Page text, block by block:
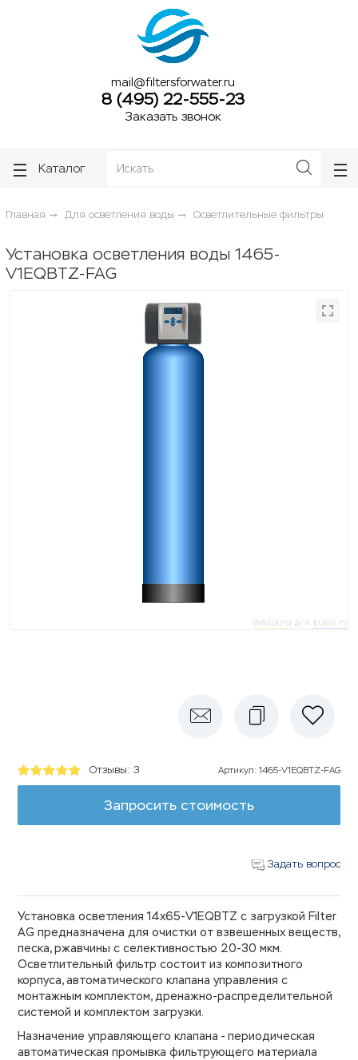
mail@filtersforwater.ru
8 (495) 22-555-23
Заказать звонок
Каталог
Главная Для осветления воды Осветлительные фильтры
Установка осветления воды 1465-
V1EQBTZ-FAG
Отзывы: 3 Артикул:1465-V1EQBTZ-FAG
Запросить стоимость
Задать вопрос
Установка осветления 14х65-V1EQBTZ с загрузкой Filter
AG предназначена для очистки от взвешенных веществ,
песка, ржавчины с селективностью 20-30 мкм.
Осветлительный фильтр состоит из композитного
корпуса, автоматического клапана управления с
монтажным комплектом, дренажно-распределительной
системой и комплектом загрузки.
Назначение управляющего клапана - периодическая
автоматическая промывка фильтрующего материала